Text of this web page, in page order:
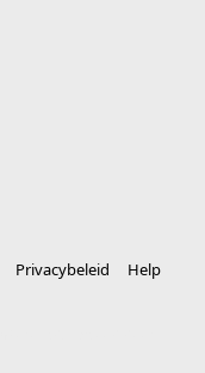
Privacybeleid
Help